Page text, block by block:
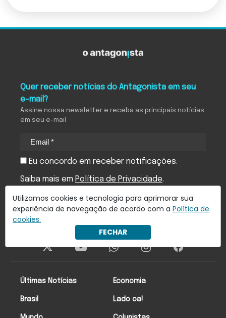
Utilizamos cookies e tecnologia para aprimorar sua
experiência de navegação de acordo com a Política de
cookies.
FECHAR
Últimas Notícias
Brasil
Economia
Lado oa!
Quer receber notícias do Antagonista em seu
e-mail?
Assine nossa newsletter e receba as principais notícias
em seu e-mail
Eu concordo em receber notificações.
Saiba mais em Política de Privacidade.
Inscreva-se